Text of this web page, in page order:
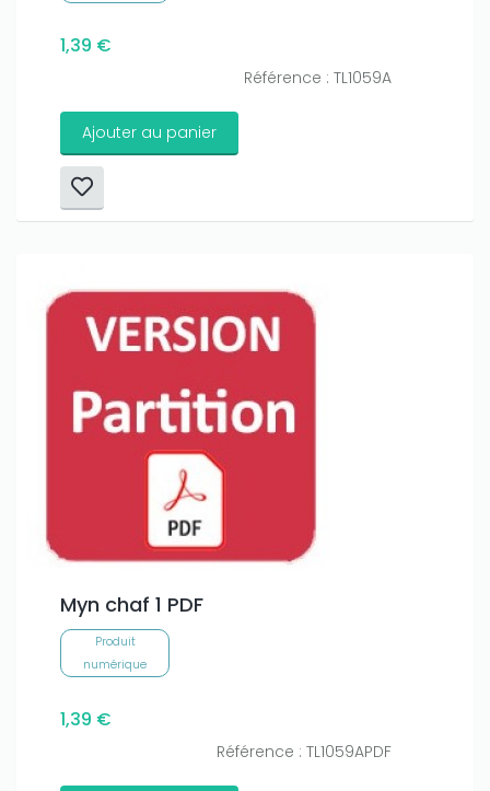
1,39 €
Référence : TL1059A
Ajouter au panier
Myn chaf 1 PDF
Produit
numérique
1,39 €
Référence : TL1059APDF
Joo casinoif you really want to win a huge
amount on your credits!